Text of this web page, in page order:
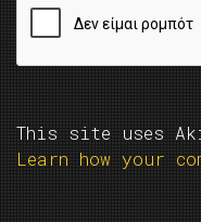
This site uses
Learn how your